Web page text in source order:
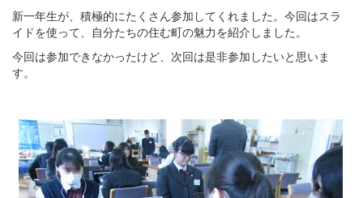
新一年生が、積極的にたくさん参加してくれました。今回はスラ
イドを使って、自分たちの住む町の魅力を紹介しました。
今回は参加できなかったけど、次回は是非参加したいと思いま
す。